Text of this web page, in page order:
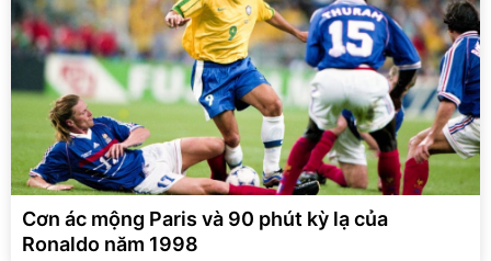
Cơn ác mộng Paris và 90 phút kỳ lạ của
Ronaldo năm 1998